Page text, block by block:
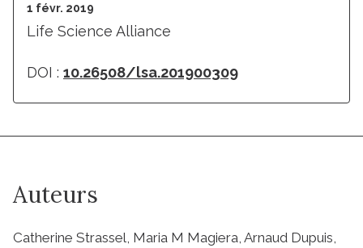
1 févr. 2019
Life Science Alliance
DOI : 10.26508/lsa.201900309
Auteurs
Catherine Strassel, Maria M Magiera, Arnaud Dupuis,